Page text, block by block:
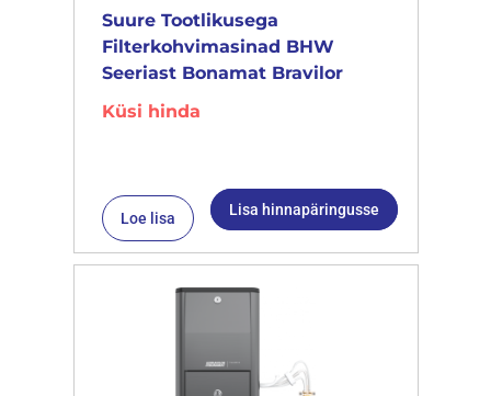
Suure Tootlikusega
Filterkohvimasinad BHW
Seeriast Bonamat Bravilor
Küsi hinda
Loe lisa Lisa hinnapäringusse